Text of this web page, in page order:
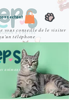
vous conseille de le visiter
téléphone
animaux